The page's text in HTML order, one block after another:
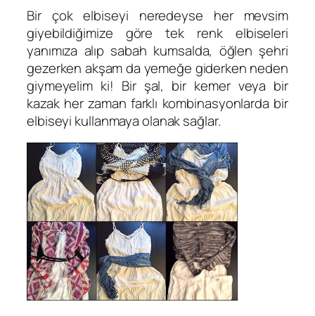
Bir çok elbiseyi neredeyse her mevsim
giyebildiğimize göre tek renk elbiseleri
yanımıza alıp sabah kumsalda, öğlen şehri
gezerken akşam da yemeğe giderken neden
giymeyelim ki! Bir şal, bir kemer veya bir
kazak her zaman farklı kombinasyonlarda bir
elbiseyi kullanmaya olanak sağlar.